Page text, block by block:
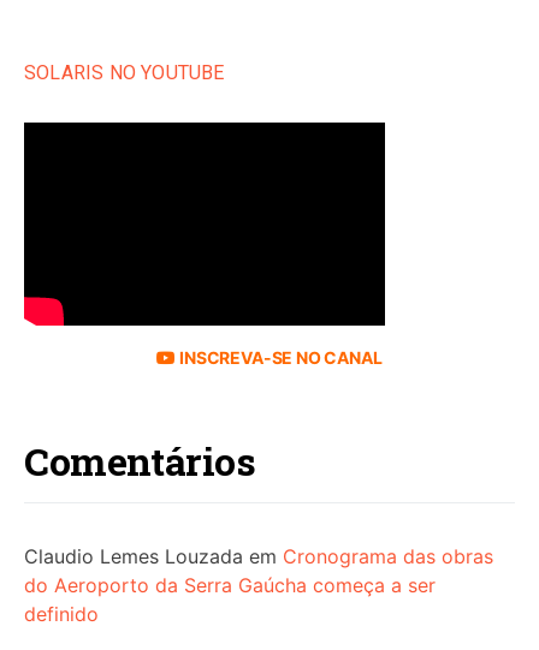
SOLARIS NO YOUTUBE
INSCREVA-SE NO CANAL
Comentários
Claudio Lemes Louzada em Cronograma das obras
do Aeroporto da Serra Gaúcha começa a ser
definido